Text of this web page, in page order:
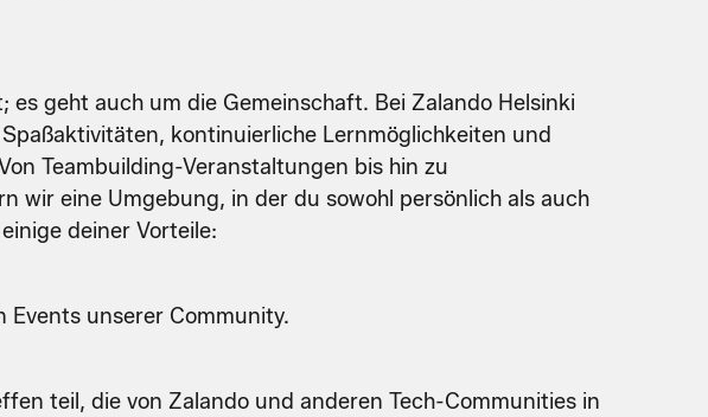
geht auch um die Gemeinschaft. Bei Zalando Helsinki
kontinuierliche Lernmöglichkeiten und
Teambuilding-Veranstaltungen bis hin zu
wir eine Umgebung, in der du sowohl persönlich als auch
deiner Vorteile:
Events unserer Community.
teil, die von Zalando und anderen Tech-Communities in